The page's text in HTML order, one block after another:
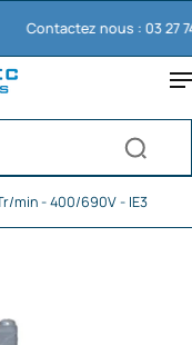
Contactez nous : 03 27 74
min - 400/690V - IE3